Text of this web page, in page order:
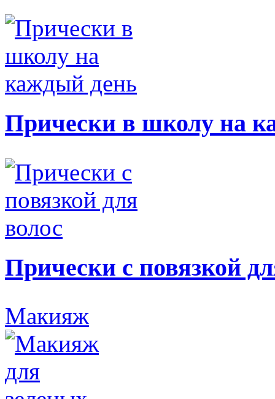
Прически в школу на
Прически с повязкой
Макияж